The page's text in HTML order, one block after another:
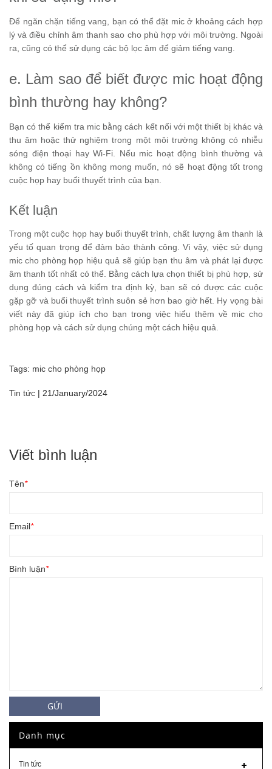
Để ngăn chặn tiếng vang, bạn có thể đặt mic ở khoảng cách hợp
lý và điều chỉnh âm thanh sao cho phù hợp với môi trường. Ngoài
ra, cũng có thể sử dụng các bộ lọc âm để giảm tiếng vang.
e. Làm sao để biết được mic hoạt động
bình thường hay không?
Bạn có thể kiểm tra mic bằng cách kết nối với một thiết bị khác và
thu âm hoặc thử nghiệm trong một môi trường không có nhiễu
sóng điện thoại hay Wi-Fi. Nếu mic hoạt động bình thường và
không có tiếng ồn không mong muốn, nó sẽ hoạt động tốt trong
cuộc họp hay buổi thuyết trình của bạn.
Kết luận
Trong một cuộc họp hay buổi thuyết trình, chất lượng âm thanh là
yếu tố quan trọng để đảm bảo thành công. Vì vậy, việc sử dụng
mic cho phòng họp hiệu quả sẽ giúp bạn thu âm và phát lại được
âm thanh tốt nhất có thể. Bằng cách lựa chọn thiết bị phù hợp, sử
dụng đúng cách và kiểm tra định kỳ, bạn sẽ có được các cuộc
gặp gỡ và buổi thuyết trình suôn sẻ hơn bao giờ hết. Hy vọng bài
viết này đã giúp ích cho bạn trong việc hiểu thêm về mic cho
phòng họp và cách sử dụng chúng một cách hiệu quả.
Tags: mic cho phòng họp
Tin tức | 21/January/2024
Viết bình luận
Tên*
Email*
Bình luận*
GỬI
Danh mục
Tin tức